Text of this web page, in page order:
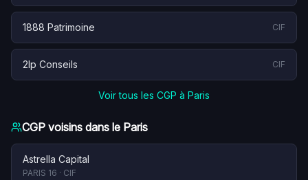
1888 Patrimoine CIF
2lp Conseils CIF
Voir tous les CGP à Paris
CGP voisins dans le Paris
Astrella Capital
PARIS 16 · CIF